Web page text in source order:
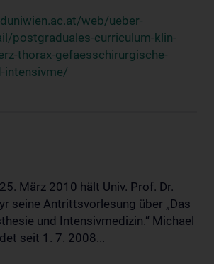
web/ueber-
postgraduales-curriculum-klin-
thorax-gefaesschirurgische-
intensivme/
März 2010 hält Univ. Prof. Dr.
seine Antrittsvorlesung über „Das
und Intensivmedizin.“ Michael
seit 1. 7. 2008...